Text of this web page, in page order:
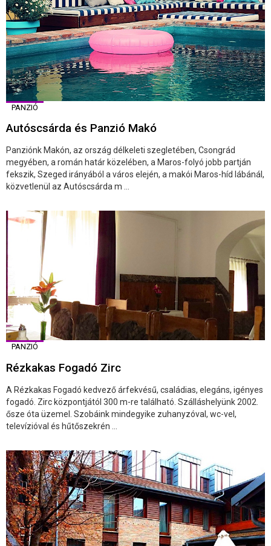
PANZIÓ
Autóscsárda és Panzió Makó
Panziónk Makón, az ország délkeleti szegletében, Csongrád
megyében, a román határ közelében, a Maros-folyó jobb partján
fekszik, Szeged irányából a város elején, a makói Maros-híd lábánál,
közvetlenül az Autóscsárda m ...
PANZIÓ
Rézkakas Fogadó Zirc
A Rézkakas Fogadó kedvező árfekvésű, családias, elegáns, igényes
fogadó. Zirc központjától 300 m-re található. Szálláshelyünk 2002.
ősze óta üzemel. Szobáink mindegyike zuhanyzóval, wc-vel,
televízióval és hűtőszekrén ...